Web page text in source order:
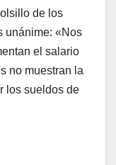
de los
unánime: «Nos
el salario
no muestran la
los sueldos de